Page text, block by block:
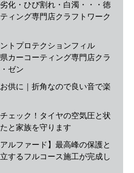
化・ひび割れ・白濁・・・徳
ィング専門店クラフトワーク
トプロテクションフィル
カーコーティング専門店クラ
ゼン
供に｜折角なので良い音で楽
ェック！タイヤの空気圧と状
と家族を守ります
アルファード】最高峰の保護と
するフルコース施工が完成し